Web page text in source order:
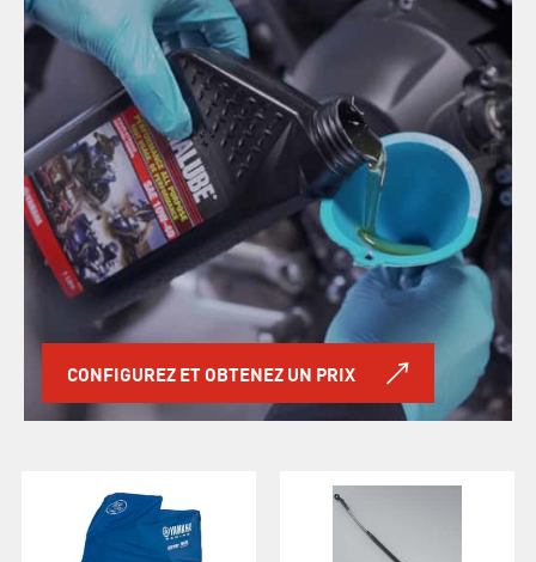
CONFIGUREZ ET OBTENEZ UN PRIX